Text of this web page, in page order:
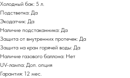
Холодный бак: 5 л.
Подстветка: Да
Экодатчик: Да
Наличие подстаканника: Да
Защита от внутренних протечек: Да
Защита на кран горячей воды: Да
Наличие газового баллона: Нет
UV-лампа: Доп. опция
Гарантия: 12 мес.